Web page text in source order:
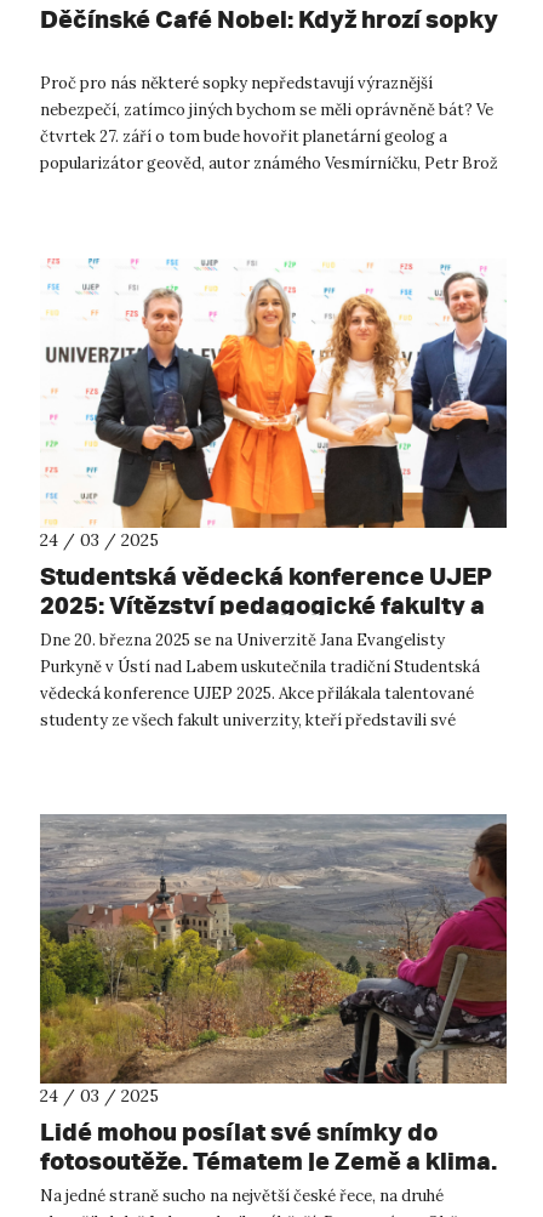
Děčínské Café Nobel: Když hrozí sopky
Proč pro nás některé sopky nepředstavují výraznější
nebezpečí, zatímco jiných bychom se měli oprávněně bát? Ve
čtvrtek 27. září o tom bude hovořit planetární geolog a
popularizátor geověd, autor známého Vesmírníčku, Petr Brož
24 / 03 / 2025
Studentská vědecká konference UJEP
2025: Vítězství pedagogické fakulty a
inovativní výzkum
Dne 20. března 2025 se na Univerzitě Jana Evangelisty
Purkyně v Ústí nad Labem uskutečnila tradiční Studentská
vědecká konference UJEP 2025. Akce přilákala talentované
studenty ze všech fakult univerzity, kteří představili své
24 / 03 / 2025
Lidé mohou posílat své snímky do
fotosoutěže. Tématem je Země a klima.
Z nejlepších vznikne na UJEP výstava
Na jedné straně sucho na největší české řece, na druhé